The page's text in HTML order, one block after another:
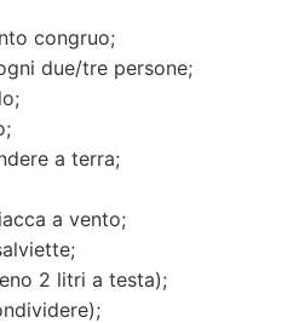
congruo;
due/tre persone;
a terra;
a vento;
2 litri a testa);